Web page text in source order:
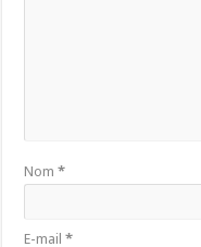
Nom*
E-mail*